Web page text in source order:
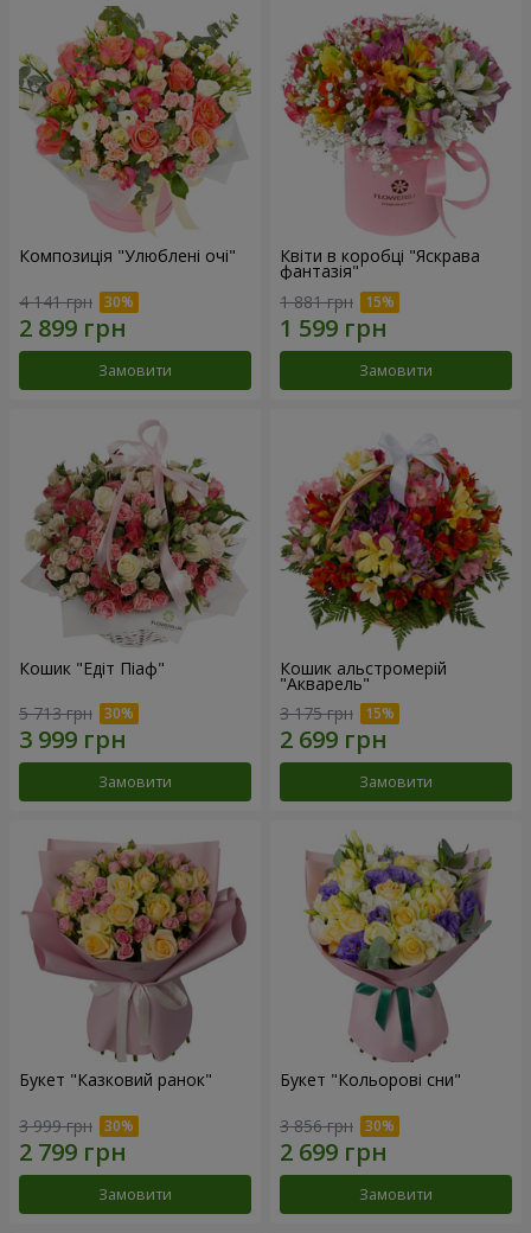
Композиція "Улюблені очі"
4 141 грн
Замовити
Квіти в коробці "Яскрава
фантазія"
1 881 грн
Замовити
Кошик "Едіт Піаф"
5 713 грн
Замовити
Кошик альстромерій
"Акварель"
3 175 грн
Замовити
Букет "Казковий ранок"
3 999 грн
Замовити
Букет "Кольорові сни"
3 856 грн
Замовити